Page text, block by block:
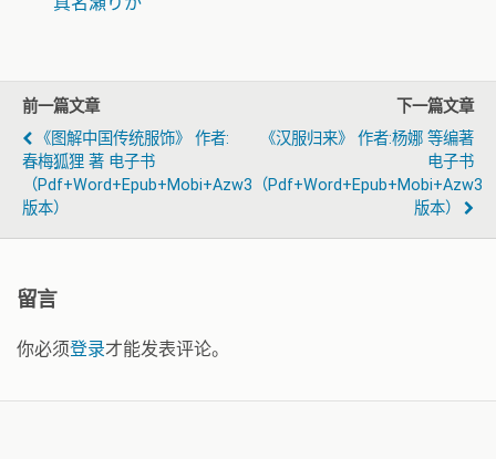
前一篇文章
《图解中国传统服饰》 作者:
春梅狐狸 著 电子书
（pdf+word+epub+mobi+azw3
版本）
下一篇文章
《汉服归来》 作者:杨娜 等编著
电子书
（pdf+word+epub+mobi+azw3
版本）
留言
你必须登录才能发表评论。